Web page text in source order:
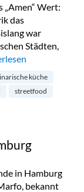
„Amen“ Wert:
das
war
Städten,
Festival in
küche
streetfood
in Hamburg
bekannt